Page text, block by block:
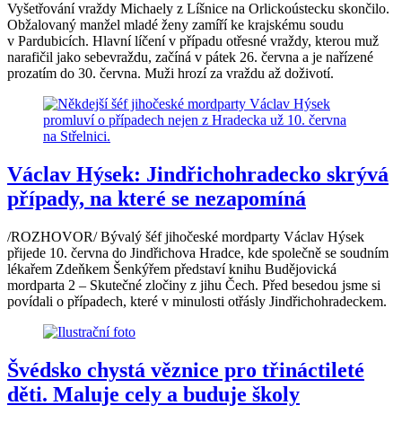
Vyšetřování vraždy Michaely z Líšnice na Orlickoústecku skončilo.
Obžalovaný manžel mladé ženy zamíří ke krajskému soudu
v Pardubicích. Hlavní líčení v případu otřesné vraždy, kterou muž
narafičil jako sebevraždu, začíná v pátek 26. června a je nařízené
prozatím do 30. června. Muži hrozí za vraždu až doživotí.
Václav Hýsek: Jindřichohradecko skrývá
případy, na které se nezapomíná
/ROZHOVOR/ Bývalý šéf jihočeské mordparty Václav Hýsek
přijede 10. června do Jindřichova Hradce, kde společně se soudním
lékařem Zdeňkem Šenkýřem představí knihu Budějovická
mordparta 2 – Skutečné zločiny z jihu Čech. Před besedou jsme si
povídali o případech, které v minulosti otřásly Jindřichohradeckem.
Švédsko chystá věznice pro třináctileté
děti. Maluje cely a buduje školy